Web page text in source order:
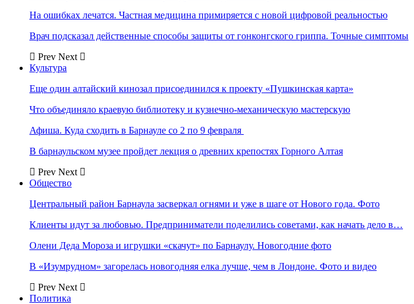
На ошибках лечатся. Частная медицина примиряется с новой цифровой реальностью
Врач подсказал действенные способы защиты от гонконгского гриппа. Точные симптомы
Prev Next
Культура
Еще один алтайский кинозал присоединился к проекту «Пушкинская карта»
Что объединяло краевую библиотеку и кузнечно-механическую мастерскую
Афиша. Куда сходить в Барнауле со 2 по 9 февраля
В барнаульском музее пройдет лекция о древних крепостях Горного Алтая
Prev Next
Общество
Центральный район Барнаула засверкал огнями и уже в шаге от Нового года. Фото
Клиенты идут за любовью. Предприниматели поделились советами, как начать дело в…
Олени Деда Мороза и игрушки «скачут» по Барнаулу. Новогодние фото
В «Изумрудном» загорелась новогодняя елка лучше, чем в Лондоне. Фото и видео
Prev Next
Политика